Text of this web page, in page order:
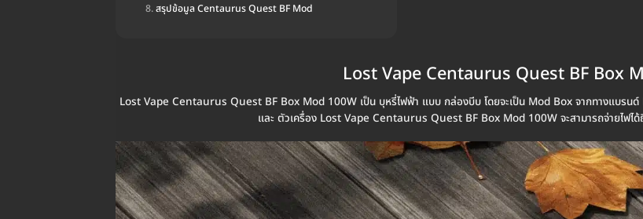
สรุปข้อมูล Centaurus Quest BF Mod
Lost Vape Centaurus Quest BF Box
Lost Vape Centaurus Quest BF Box Mod 100W เป็น บุหรี่ไฟฟ้า แบบ กล่องบีบ โดยจะเป็น Mod Box จากทางแบรน
และ ตัวเครื่อง Lost Vape Centaurus Quest BF Box Mod 100W จะสามารถจ่ายไฟไ